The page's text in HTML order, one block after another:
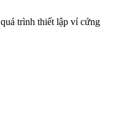
trình thiết lập ví cứng